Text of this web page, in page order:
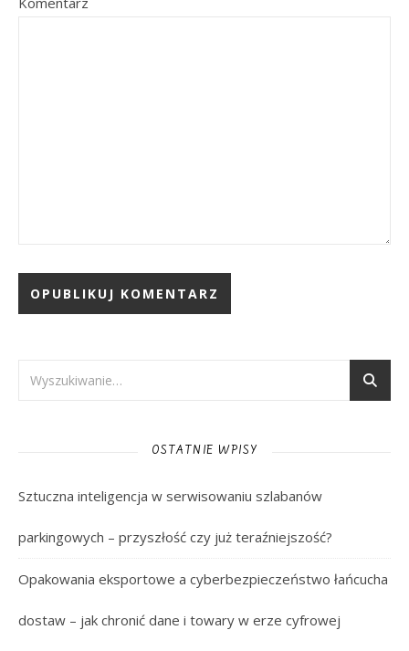
OSTATNIE WPISY
Sztuczna inteligencja w serwisowaniu szlabanów
parkingowych – przyszłość czy już teraźniejszość?
Opakowania eksportowe a cyberbezpieczeństwo łańcucha
dostaw – jak chronić dane i towary w erze cyfrowej